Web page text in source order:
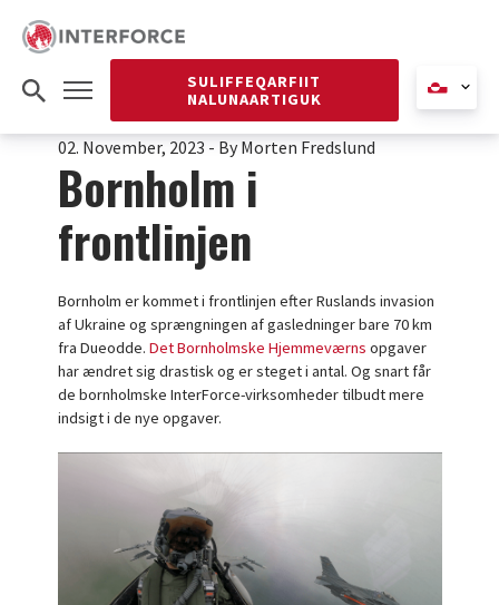
SULIFFEQARFIIT
NALUNAARTIGUK
02. November, 2023 - By Morten Fredslund
Bornholm i
frontlinjen
Bornholm er kommet i frontlinjen efter Ruslands invasion
af Ukraine og sprængningen af gasledninger bare 70 km
fra Dueodde. Det Bornholmske Hjemmeværns opgaver
har ændret sig drastisk og er steget i antal. Og snart får
de bornholmske InterForce-virksomheder tilbudt mere
indsigt i de nye opgaver.